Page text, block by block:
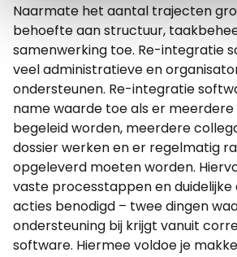
Naarmate het aantal trajecten
behoefte aan structuur,
samenwerking toe. Re-integratie
veel administratieve en
ondersteunen. Re-integratie
name waarde toe als er
begeleid worden, meerdere
dossier werken en er regelmatig
opgeleverd moeten worden.
vaste processtappen en duidelijke
acties benodigd – twee dingen
ondersteuning bij krijgt vanuit
software. Hiermee voldoe je